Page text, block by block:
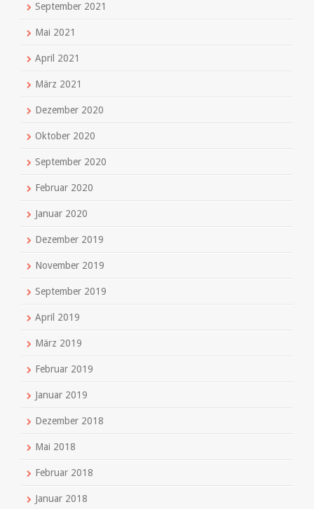
September 2021
Mai 2021
April 2021
März 2021
Dezember 2020
Oktober 2020
September 2020
Februar 2020
Januar 2020
Dezember 2019
November 2019
September 2019
April 2019
März 2019
Februar 2019
Januar 2019
Dezember 2018
Mai 2018
Februar 2018
Januar 2018